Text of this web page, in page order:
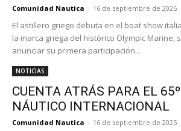
Comunidad Nautica - 16 de septiembre de 2025
El astillero griego debuta en el boat show
la marca griega del histórico Olympic Marine,
anunciar su primera participación...
NOTICIAS
CUENTA ATRÁS PARA EL
NÁUTICO INTERNACIONAL
Comunidad Nautica - 16 de septiembre de 2025